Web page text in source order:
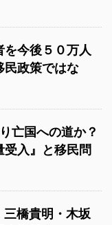
今後５０万人
政策ではな
亡国への道か？
受入』と移民問
三橋貴明・木坂